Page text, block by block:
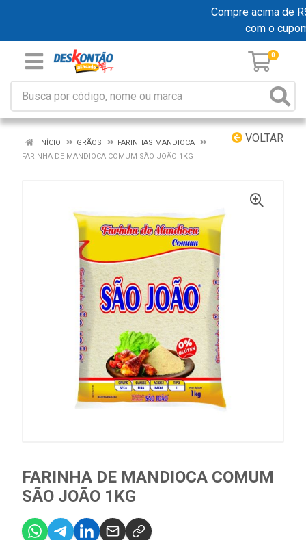
Compre acima de
com o
0
VOLTAR
INÍCIO GRÃOS
FARINHAS MANDIOCA
FARINHA DE MANDIOCA COMUM SÃO JOÃO 1KG
FARINHA DE MANDIOCA COMUM
SÃO JOÃO 1KG